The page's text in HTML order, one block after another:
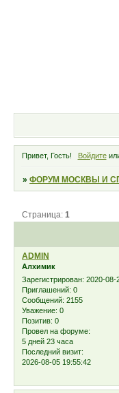
Привет, Гость! Войдите
»ФОРУМ МОСКВЫ И
Страница:1
ADMIN
Алхимик
Зарегистрирован: 2020-08-
Приглашений: 0
Сообщений: 2155
Уважение: 0
Позитив: 0
Провел на форуме:
5 дней 23 часа
Последний визит:
2026-08-05 19:55:42